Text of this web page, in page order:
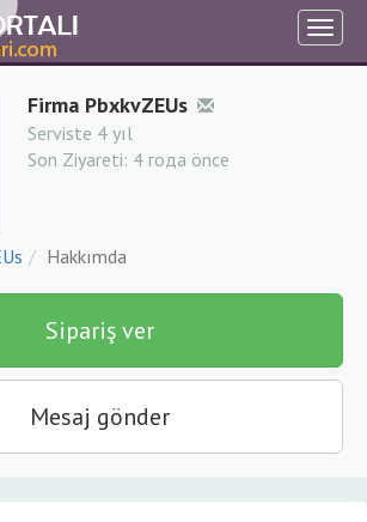
Firma PbxkvZEUs
Serviste 4 yıl
Son Ziyareti: 4 года önce
Hakkımda
Sipariş ver
Mesaj gönder